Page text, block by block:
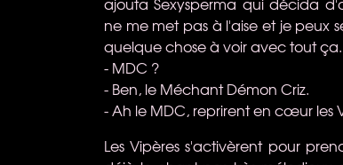
ne me met pas à l'aise et je peux
quelque chose à voir avec tout ça.
- MDC ?
- Ben, le Méchant Démon Criz.
- Ah le MDC, reprirent en cœur les
Les Vipères s'activèrent pour